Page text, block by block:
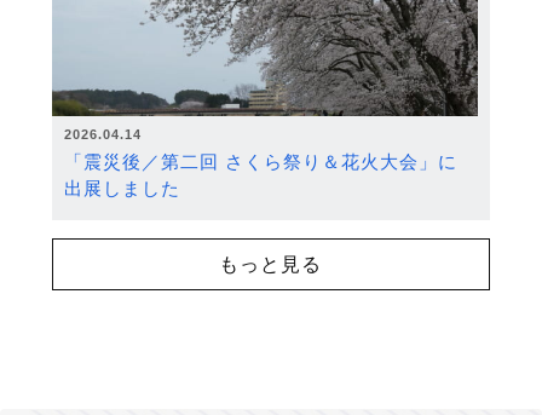
2026.04.14
「震災後／第二回 さくら祭り＆花火大会」に
出展しました
もっと見る